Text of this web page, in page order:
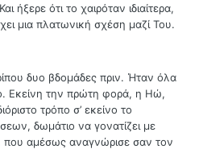
ήξερε ότι το χαιρόταν ιδιαίτερα,
μια πλατωνική σχέση μαζί Του.
δυο βδομάδες πριν. Ήταν όλα
Εκείνη την πρώτη φορά, η Ηώ,
τρόπο σ’ εκείνο το
δωμάτιο να γονατίζει με
που αμέσως αναγνώρισε σαν τον